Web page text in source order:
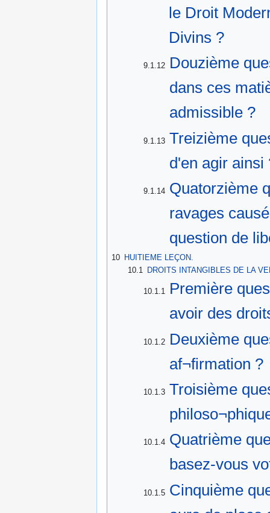
le Droit
Divins ?
9.1.12 Douzième
dans ces
admissible ?
9.1.13 Treizième
d'en agir ainsi
9.1.14 Quatorzième
ravages
question de
10 HUITIEME LEÇON.
10.1
DROITS INTANGIBLES DE LA
10.1.1 Première
avoir des
10.1.2 Deuxième
af¬firmation ?
10.1.3 Troisième
10.1.4 Quatrième
basez-vous
10.1.5 Cinquième